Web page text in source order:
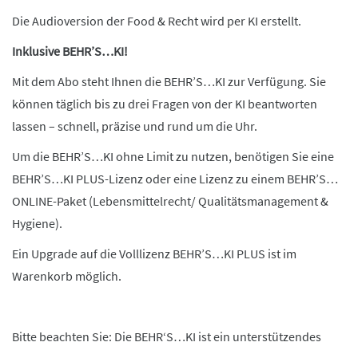
Die Audioversion der Food & Recht wird per KI erstellt.
Inklusive BEHR’S…KI!
Mit dem Abo steht Ihnen die BEHR’S…KI zur Verfügung. Sie
können täglich bis zu drei Fragen von der KI beantworten
lassen – schnell, präzise und rund um die Uhr.
Um die BEHR’S…KI ohne Limit zu nutzen, benötigen Sie eine
BEHR’S…KI PLUS-Lizenz oder eine Lizenz zu einem BEHR’S…
ONLINE-Paket (Lebensmittelrecht/ Qualitätsmanagement &
Hygiene).
Ein Upgrade auf die Volllizenz BEHR’S…KI PLUS ist im
Warenkorb möglich.
Bitte beachten Sie: Die BEHR‘S…KI ist ein unterstützendes